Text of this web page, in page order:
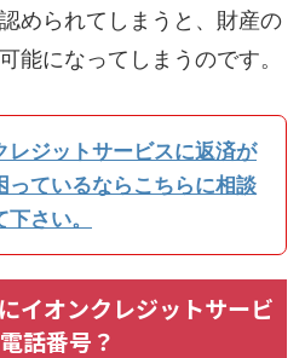
められてしまうと、財産の
能になってしまうのです。
レジットサービスに返済が
っているならこちらに相談
さい。
イオンクレジットサービ
話番号？